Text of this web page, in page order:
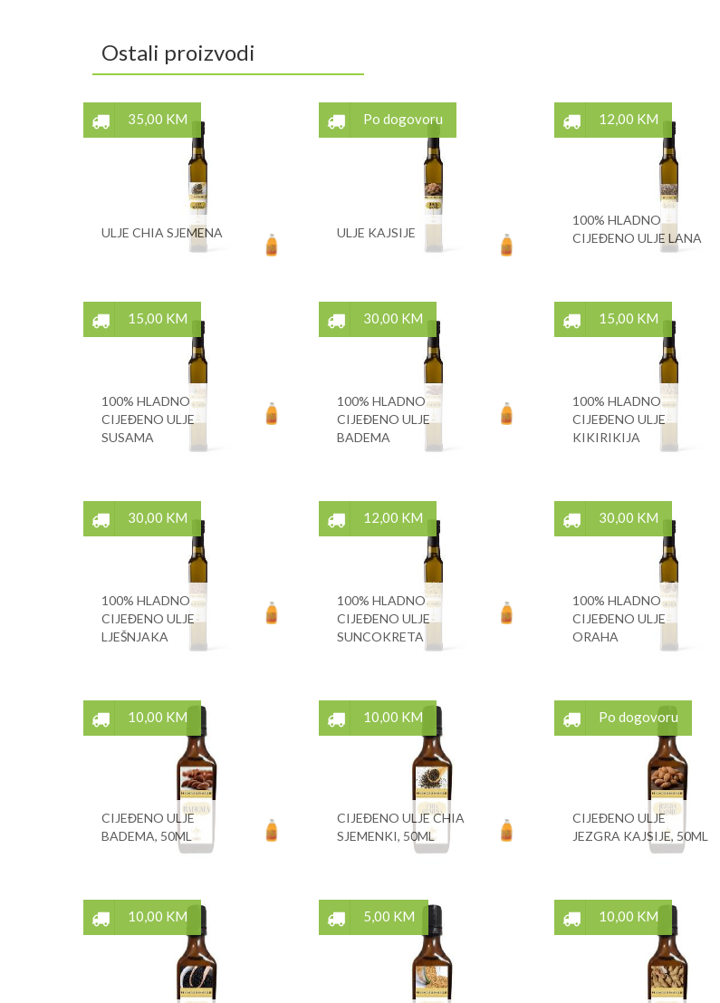
Ostali proizvodi
35,00 KM
ULJE CHIA SJEMENA
Po dogovoru
ULJE KAJSIJE
12,00 KM
100% HLADNO
CIJEĐENO ULJE LANA
15,00 KM
100% HLADNO
CIJEĐENO ULJE
SUSAMA
30,00 KM
100% HLADNO
CIJEĐENO ULJE
BADEMA
15,00 KM
100% HLADNO
CIJEĐENO ULJE
KIKIRIKIJA
30,00 KM
100% HLADNO
CIJEĐENO ULJE
LJEŠNJAKA
12,00 KM
100% HLADNO
CIJEĐENO ULJE
SUNCOKRETA
30,00 KM
100% HLADNO
CIJEĐENO ULJE
ORAHA
10,00 KM
CIJEĐENO ULJE
BADEMA, 50ML
10,00 KM
CIJEĐENO ULJE CHIA
SJEMENKI, 50ML
Po dogovoru
CIJEĐENO ULJE
JEZGRA KAJSIJE, 50ML
10,00 KM 5,00 KM 10,00 KM